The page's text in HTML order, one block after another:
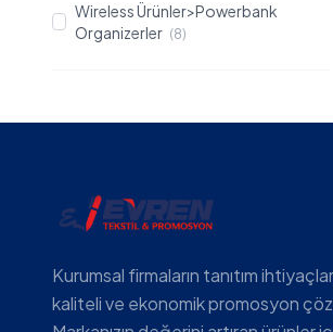
Wireless Ürünler>Powerbank
Organizerler (8)
Kurumsal firmaların tanıtım
kaliteli ve ekonomik promosyon